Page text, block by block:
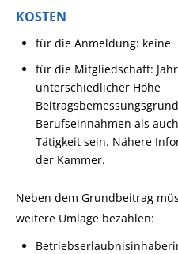
KOSTEN
für die Anmeldung: keine
für die Mitgliedschaft:
unterschiedlicher Höhe
Berufseinnahmen als
Tätigkeit sein. Nähere
der Kammer.
Neben dem Grundbeitrag
weitere Umlage bezahlen: